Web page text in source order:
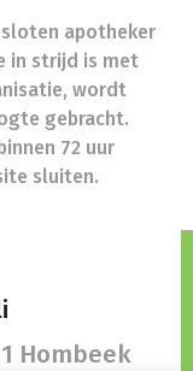
apotheker
in strijd is met
wordt
gebracht.
72 uur
sluiten.
Hombeek